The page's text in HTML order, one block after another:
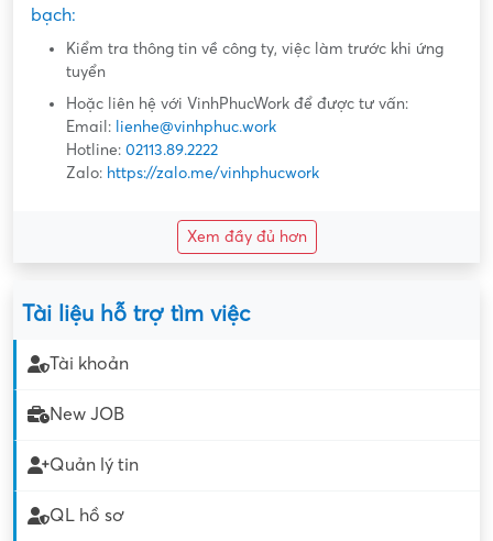
bạch:
Kiểm tra thông tin về công ty, việc làm trước khi ứng
tuyển
Hoặc liên hệ với VinhPhucWork để được tư vấn:
Email: lienhe@vinhphuc.work
Hotline: 02113.89.2222
Zalo: https://zalo.me/vinhphucwork
Xem đầy đủ hơn
Tài liệu hỗ trợ tìm việc
Tài khoản
New JOB
Quản lý tin
QL hồ sơ